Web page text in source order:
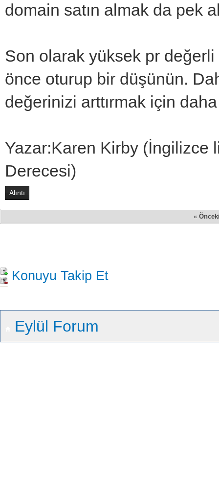
domain satın almak da pek
Son olarak yüksek pr
önce oturup bir düşünün.
değerinizi arttırmak için
Yazar:Karen Kirby (İngilizce
Derecesi)
Alıntı
«
Konuyu Takip Et
Eylül Forum